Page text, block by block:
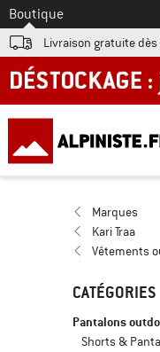
Vers le
Boutique
Livraison gratuite
DÉSTOCKAGE : jusqu'à -60
Marques
Kari Traa
Vêtements
CATÉGORIES
Pantalons
Shorts &